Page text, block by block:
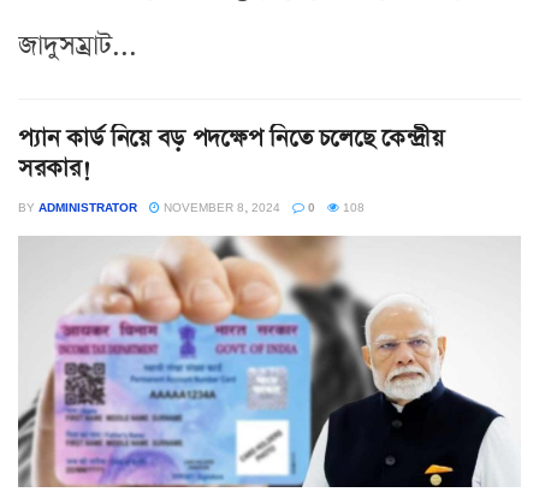
জাদুসম্রাট...
প্যান কার্ড নিয়ে বড় পদক্ষেপ নিতে চলেছে কেন্দ্রীয়
সরকার!
BY ADMINISTRATOR NOVEMBER 8, 2024 0 108